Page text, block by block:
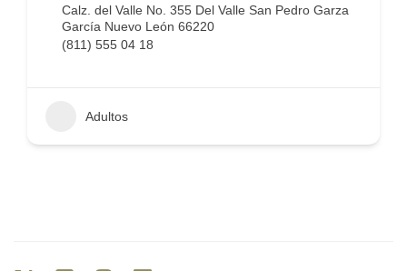
Calz. del Valle No. 355 Del Valle San Pedro Garza
García Nuevo León 66220
(811) 555 04 18
Adultos